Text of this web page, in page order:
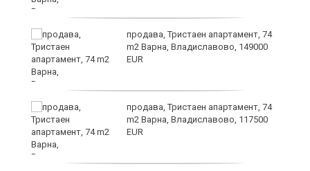
продава, Тристаен апартамент, 74
m2 Варна, Владиславово, 149000
EUR
продава, Тристаен апартамент, 74
m2 Варна, Владиславово, 117500
EUR